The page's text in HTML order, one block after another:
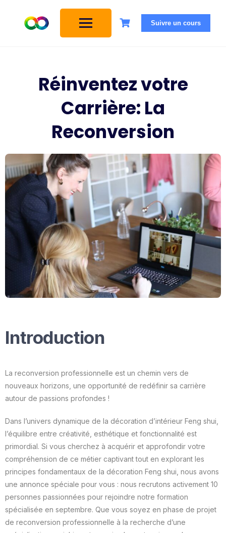
Suivre un cours
Réinventez votre
Carrière: La
Reconversion
Introduction
La reconversion professionnelle est un chemin vers de
nouveaux horizons, une opportunité de redéfinir sa carrière
autour de passions profondes !
Dans l’univers dynamique de la décoration d’intérieur Feng shui,
l’équilibre entre créativité, esthétique et fonctionnalité est
primordial. Si vous cherchez à acquérir et approfondir votre
compréhension de ce métier captivant tout en explorant les
principes fondamentaux de la décoration Feng shui, nous avons
une annonce spéciale pour vous : nous recrutons activement 10
personnes passionnées pour rejoindre notre formation
spécialisée en septembre. Que vous soyez en phase de projet
de reconversion professionnelle à la recherche d’une